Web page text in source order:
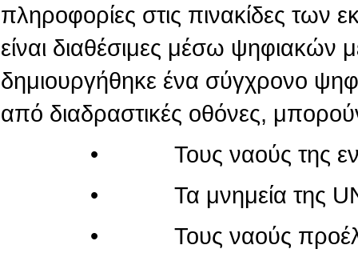
πληροφορίες στις πινακίδες των
είναι διαθέσιμες μέσω
δημιουργήθηκε ένα σύγχρονο
από διαδραστικές οθόνες,
• Τους ναούς της εντός
• Τα μνημεία της
• Τους ναούς